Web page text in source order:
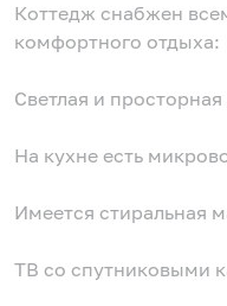
Коттедж снабжен
комфортного отдыха:
Светлая и
На кухне есть
Имеется стиральная
ТВ со спутниковыми